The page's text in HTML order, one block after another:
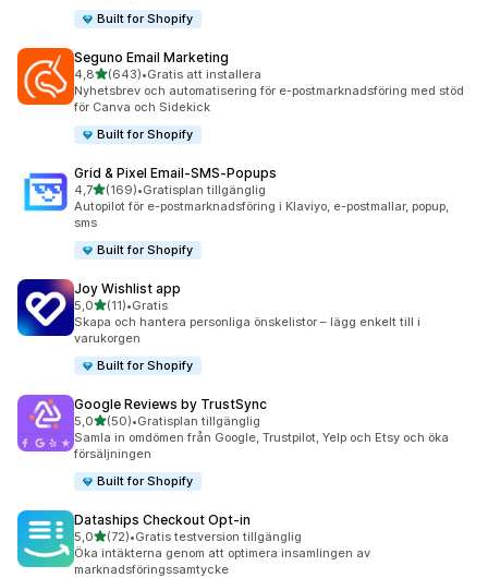
Built for Shopify
Seguno Email Marketing
4,8av 5 stjärnor
(643)
643 recensioner totalt
•Gratis att installera
Nyhetsbrev och automatisering för e-postmarknadsföring med stöd
för Canva och Sidekick
Built for Shopify
Grid & Pixel Email‑SMS‑Popups
4,7av 5 stjärnor
(169)
169 recensioner totalt
•Gratisplan tillgänglig
Autopilot för e-postmarknadsföring i Klaviyo, e-postmallar, popup,
sms
Built for Shopify
Joy Wishlist app
5,0av 5 stjärnor
(11)
11 recensioner totalt
•Gratis
Skapa och hantera personliga önskelistor – lägg enkelt till i
varukorgen
Built for Shopify
Google Reviews by TrustSync
5,0av 5 stjärnor
(50)
50 recensioner totalt
•Gratisplan tillgänglig
Samla in omdömen från Google, Trustpilot, Yelp och Etsy och öka
försäljningen
Built for Shopify
Dataships Checkout Opt‑in
5,0av 5 stjärnor
(72)
72 recensioner totalt
•Gratis testversion tillgänglig
Öka intäkterna genom att optimera insamlingen av
marknadsföringssamtycke